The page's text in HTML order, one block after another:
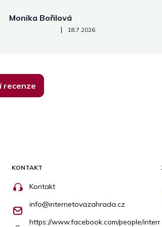
Monika Bořilová
Hodnocení obchodu je 5 z 5 hvězdiček.
| 18.7.2026
recenze
KONTAKT
Kontakt
info@internetovazahrada.cz
https://www.facebook.com/people/